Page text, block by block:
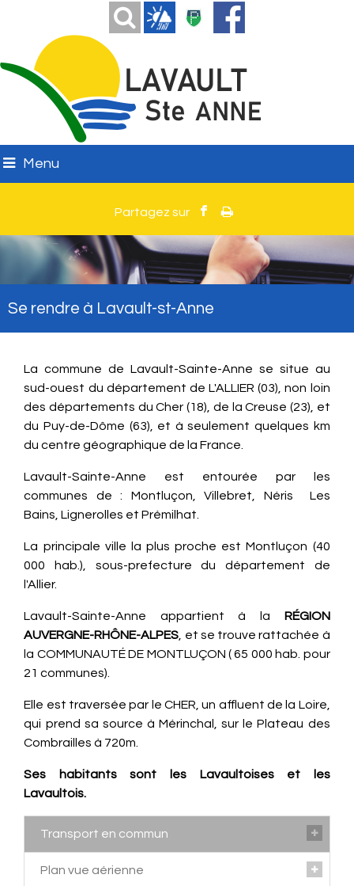
Menu
Se rendre à Lavault-st-Anne
La commune de Lavault-Sainte-Anne se situe au
sud-ouest du département de L'ALLIER (03), non loin
des départements du Cher (18), de la Creuse (23), et
du Puy-de-Dôme (63), et à seulement quelques km
du centre géographique de la France.
Lavault-Sainte-Anne est entourée par les
communes de : Montluçon, Villebret, Néris Les
Bains, Lignerolles et Prémilhat.
La principale ville la plus proche est Montluçon (40
000 hab.), sous-prefecture du département de
l'Allier.
Lavault-Sainte-Anne appartient à la RÉGION
AUVERGNE-RHÔNE-ALPES, et se trouve rattachée à
la COMMUNAUTÉ DE MONTLUÇON ( 65 000 hab. pour
21 communes).
Elle est traversée par le CHER, un affluent de la Loire,
qui prend sa source à Mérinchal, sur le Plateau des
Combrailles à 720m.
Ses habitants sont les Lavaultoises et les
Lavaultois.
Transport en commun
Plan vue aérienne